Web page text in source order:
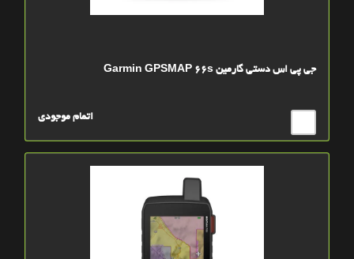
جی پی اس دستی گارمین Garmin GPSMAP 66s
اتمام موجودی